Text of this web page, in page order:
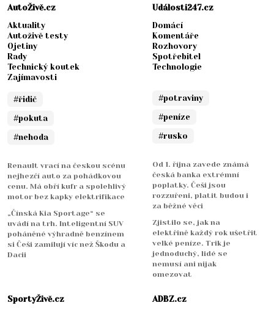
AutoŽivě.cz
Aktuality
Autoživě testy
Ojetiny
Rady
Technický koutek
Zajímavosti
#řidič
#pokuta
#nehoda
Renault vrací na českou scénu
nejhezčí auto za pohádkovou
cenu. Má obří kufr a spolehlivý
motor bez kapky elektrifikace
„Čínská Kia Sportage“ se
uvádí na trh. Inteligentní SUV
poháněné výhradně benzínem
si Češi zamilují víc než Škodu a
Dacii
Události247.cz
Domácí
Komentáře
Rozhovory
Spotřebitel
Technologie
#potraviny
#peníze
#rusko
Od 1. října zavede známá
česká banka extrémní
poplatky. Češi jsou
rozzuřeni, platit budou i
za běžné věci
Zjistilo se, jak na
elektřině každý rok ušetřit
velké peníze. Trik je
jednoduchý, lidé se
nemusí ani nijak
omezovat
SportyŽivě.cz
ADBZ.cz